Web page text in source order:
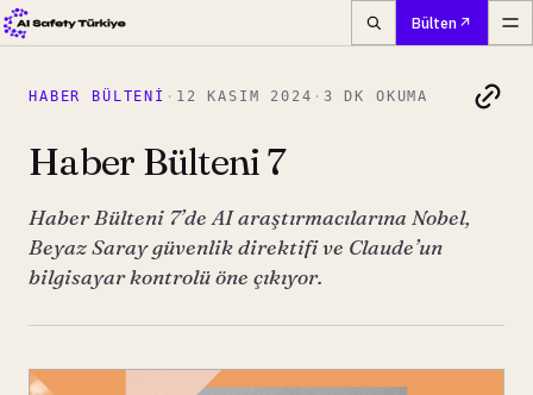
Bülten
HABER BÜLTENI · 12 KASIM 2024 · 3 DK OKUMA
Haber Bülteni 7
Haber Bülteni 7’de AI araştırmacılarına Nobel,
Beyaz Saray güvenlik direktifi ve Claude’un
bilgisayar kontrolü öne çıkıyor.